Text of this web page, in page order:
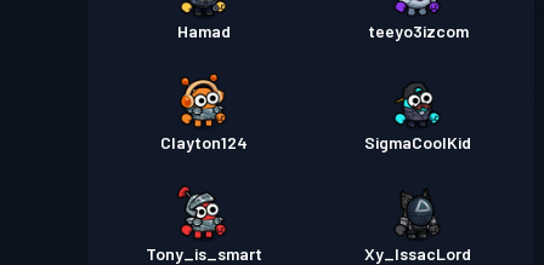
Hamad teeyo3izcom
Clayton124 SigmaCoolKid
Tony_is_smart Xy_IssacLord